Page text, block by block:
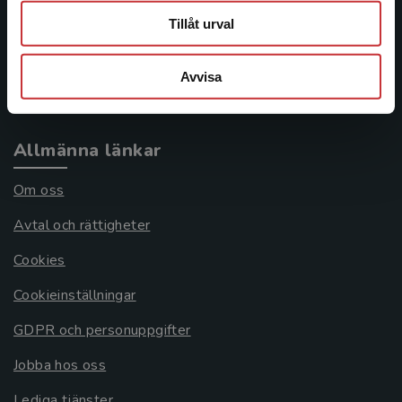
Tillåt urval
Avvisa
Köpvillkor
Systemkrav
Allmänna länkar
Om oss
Avtal och rättigheter
Cookies
Cookieinställningar
GDPR och personuppgifter
Jobba hos oss